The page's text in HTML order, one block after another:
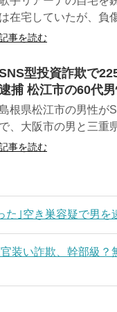
は在宅していたが、負
事を読む
型投資詐欺で
捕 松江市の60代
根県松江市の男性が
で、大阪市の男と三重
事を読む
た｣空き巣容疑で男を
官装い詐欺、幹部級